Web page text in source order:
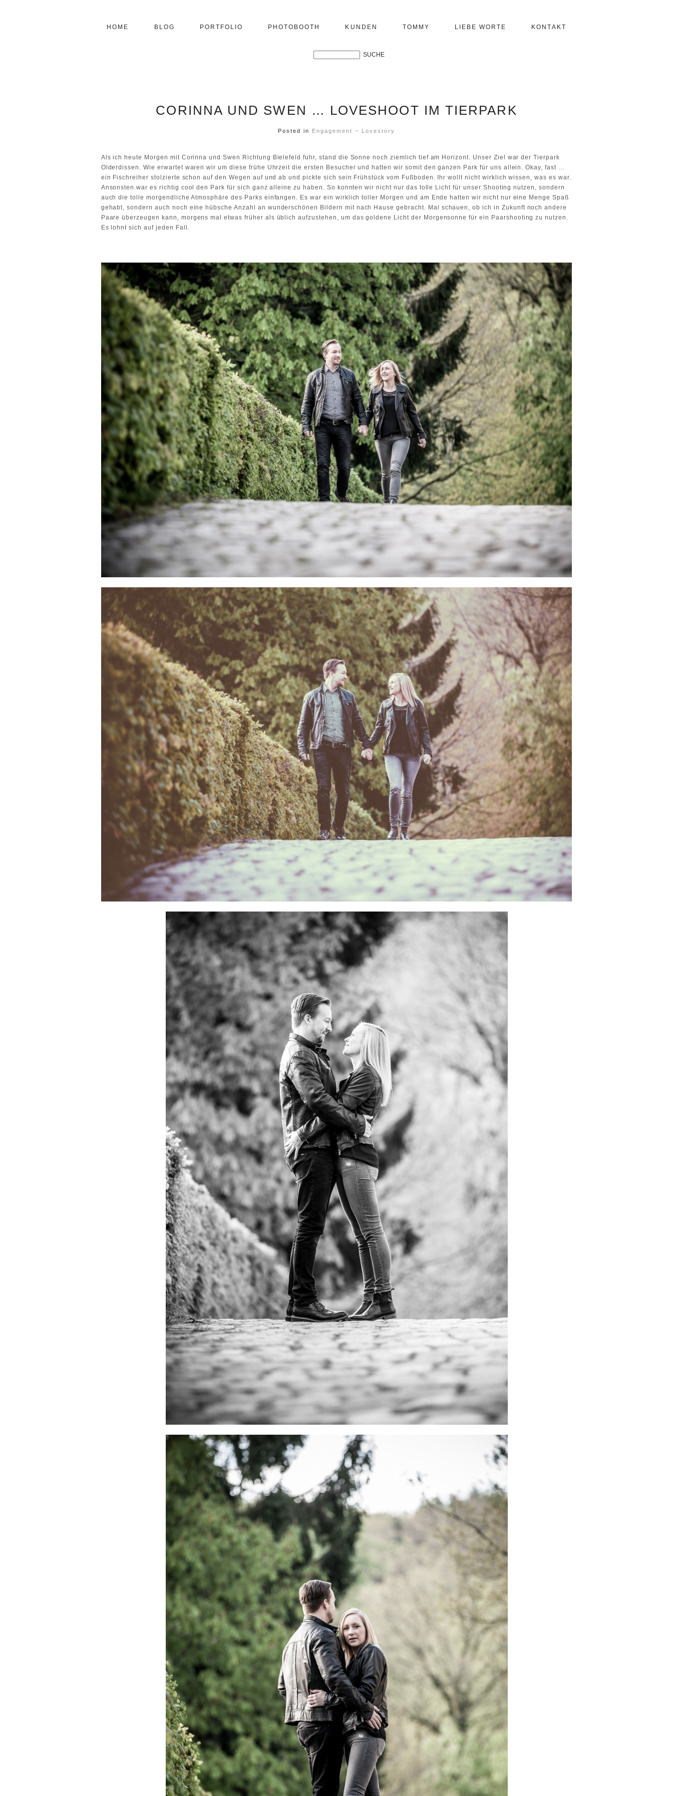
HOME BLOG PORTFOLIO PHOTOBOOTH KUNDEN TOMMY LIEBE WORTE KONTAKT
CORINNA UND SWEN … LOVESHOOT IM TIERPARK
Posted in Engagement ~ Lovestory
Als ich heute Morgen mit Corinna und Swen Richtung Bielefeld fuhr, stand die Sonne noch ziemlich tief am Horizont. Unser Ziel war der Tierpark
Olderdissen. Wie erwartet waren wir um diese frühe Uhrzeit die ersten Besucher und hatten wir somit den ganzen Park für uns allein. Okay, fast …
ein Fischreiher stolzierte schon auf den Wegen auf und ab und pickte sich sein Frühstück vom Fußboden. Ihr wollt nicht wirklich wissen, was es war.
Ansonsten war es richtig cool den Park für sich ganz alleine zu haben. So konnten wir nicht nur das tolle Licht für unser Shooting nutzen, sondern
auch die tolle morgendliche Atmosphäre des Parks einfangen. Es war ein wirklich toller Morgen und am Ende hatten wir nicht nur eine Menge Spaß
gehabt, sondern auch noch eine hübsche Anzahl an wunderschönen Bildern mit nach Hause gebracht. Mal schauen, ob ich in Zukunft noch andere
Paare überzeugen kann, morgens mal etwas früher als üblich aufzustehen, um das goldene Licht der Morgensonne für ein Paarshooting zu nutzen.
Es lohnt sich auf jeden Fall.